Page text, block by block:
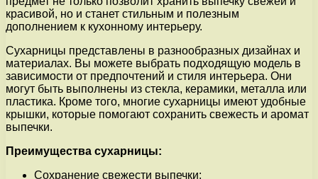
красивой, но и станет стильным и полезным
дополнением к кухонному интерьеру.
Сухарницы представлены в разнообразных дизайнах и
материалах. Вы можете выбрать подходящую модель в
зависимости от предпочтений и стиля интерьера. Они
могут быть выполнены из стекла, керамики, металла или
пластика. Кроме того, многие сухарницы имеют удобные
крышки, которые помогают сохранить свежесть и аромат
выпечки.
Преимущества сухарницы:
Сохранение свежести выпечки;